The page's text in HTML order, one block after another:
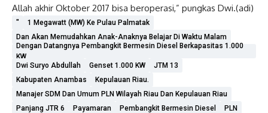
Allah akhir Oktober 2017 bisa beroperasi,” pungkas Dwi.(adi)
"
1 Megawatt (MW) Ke Pulau Palmatak
Dan Akan Memudahkan Anak-Anaknya Belajar Di Waktu Malam
Dengan Datangnya Pembangkit Bermesin Diesel Berkapasitas 1.000
KW
Dwi Suryo Abdullah
Genset 1.000 KW
JTM 13
Kabupaten Anambas
Kepulauan Riau.
Manajer SDM Dan Umum PLN Wilayah Riau Dan Kepulauan Riau
Panjang JTR 6
Payamaran Pembangkit Bermesin Diesel
PLN